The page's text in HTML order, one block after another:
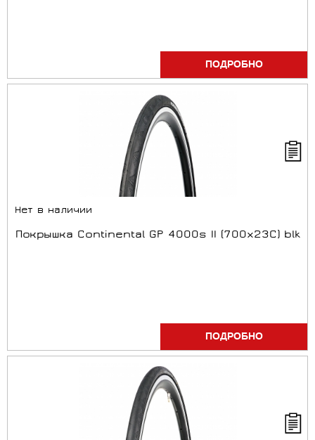
ПОДРОБНО
Нет в наличии
Покрышка Continental GP 4000s II (700x23C) blk
ПОДРОБНО